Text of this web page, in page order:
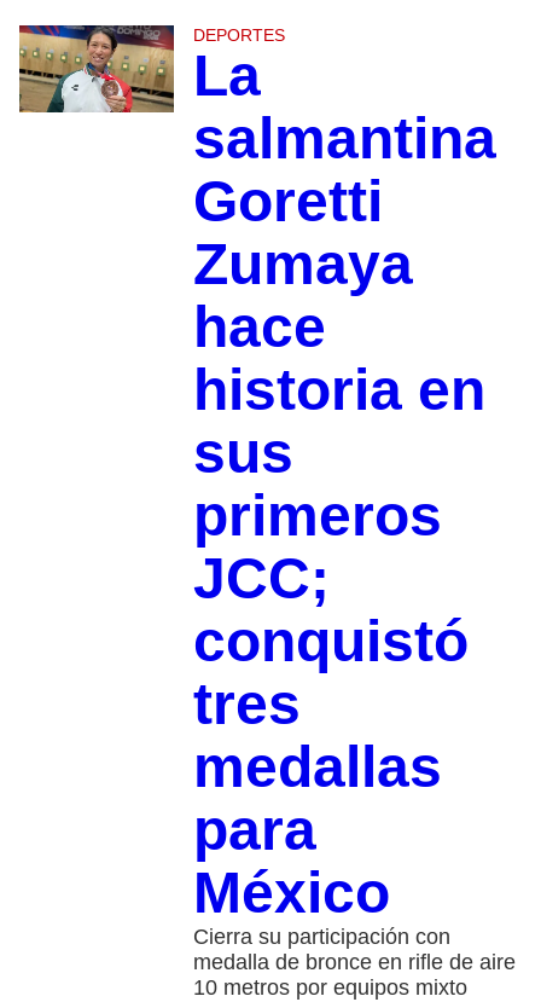
DEPORTES
La
salmantina
Goretti
Zumaya
hace
historia en
sus
primeros
JCC;
conquistó
tres
medallas
para
México
Cierra su participación con
medalla de bronce en rifle de aire
10 metros por equipos mixto